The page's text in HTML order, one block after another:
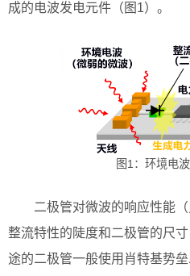
成的电波发电元件（图1）。
图1：环境电
二极管对微波的响应性能
整流特性的陡度和二极管的尺
途的二极管一般使用肖特基势